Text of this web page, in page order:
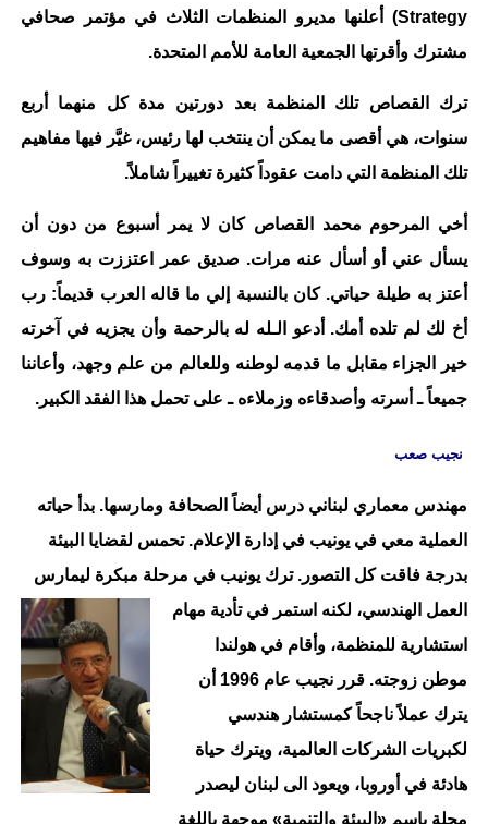
Strategy) أعلنها مديرو المنظمات الثلاث في مؤتمر صحافي
مشترك وأقرتها الجمعية العامة للأمم المتحدة.
ترك القصاص تلك المنظمة بعد دورتين مدة كل منهما أربع
سنوات، هي أقصى ما يمكن أن ينتخب لها رئيس، غيَّر فيها مفاهيم
تلك المنظمة التي دامت عقوداً كثيرة تغييراً شاملاً.
أخي المرحوم محمد القصاص كان لا يمر أسبوع من دون أن
يسأل عني أو أسأل عنه مرات. صديق عمر اعتززت به وسوف
أعتز به طيلة حياتي. كان بالنسبة إلي ما قاله العرب قديماً: رب
أخ لك لم تلده أمك. أدعو الـله له بالرحمة وأن يجزيه في آخرته
خير الجزاء مقابل ما قدمه لوطنه وللعالم من علم وجهد، وأعاننا
جميعاً ـ أسرته وأصدقاءه وزملاءه ـ على تحمل هذا الفقد الكبير.
نجيب صعب
مهندس معماري لبناني درس أيضاً الصحافة ومارسها. بدأ حياته
العملية معي في يونيب في إدارة الإعلام. تحمس لقضايا البيئة
بدرجة فاقت كل التصور. ترك يونيب في مرحلة مبكرة ليمارس
العمل الهندسي، لكنه استمر في تأدية مهام
استشارية للمنظمة، وأقام في هولندا
موطن زوجته. قرر نجيب عام 1996 أن
يترك عملاً ناجحاً كمستشار هندسي
لكبريات الشركات العالمية، ويترك حياة
هادئة في أوروبا، ويعود الى لبنان ليصدر
مجلة باسم «البيئة والتنمية» موجهة باللغة